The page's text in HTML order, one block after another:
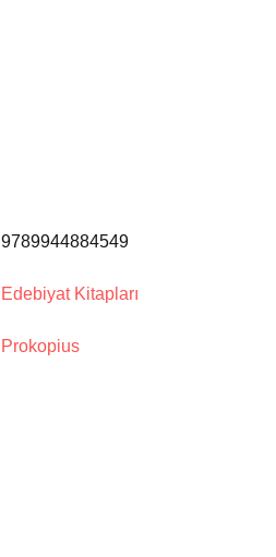
9789944884549
Edebiyat Kitapları
Prokopius